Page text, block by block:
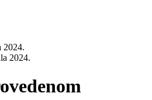
2024.
2024.